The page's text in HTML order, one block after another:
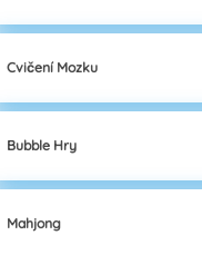
Cvičení Mozku
Bubble Hry
Mahjong